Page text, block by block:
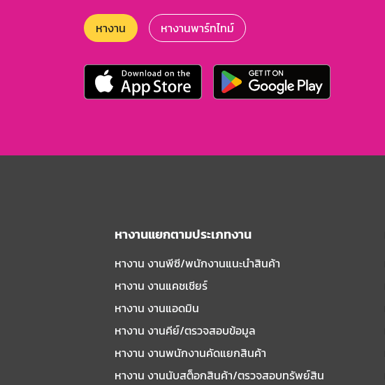
หางาน หางานพาร์ทไทม์
หางานแยกตามประเภทงาน
หางาน งานพีซี/พนักงานแนะนําสินค้า
หางาน งานแคชเชียร์
หางาน งานแอดมิน
หางาน งานคีย์/ตรวจสอบข้อมูล
หางาน งานพนักงานคัดแยกสินค้า
หางาน งานนับสต็อกสินค้า/ตรวจสอบทรัพย์สิน